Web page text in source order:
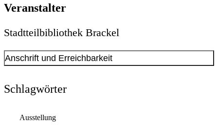
Veranstalter
Stadtteilbibliothek Brackel
Anschrift und Erreichbarkeit
Anschrift
Schlagwörter
Ausstellung